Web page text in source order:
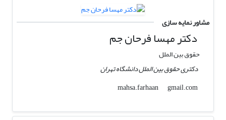
مشاور نمایه سازی
دکتر مهسا فرحان جم
حقوق بین الملل
دکتری حقوق بین الملل دانشگاه تهران
mahsa.farhaan
gmail.com